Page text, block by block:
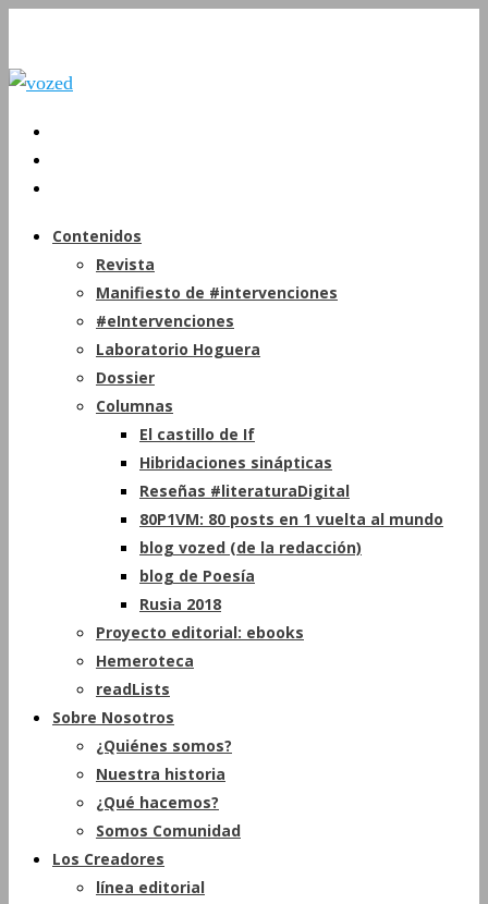
Contenidos
Revista
Manifiesto de #intervenciones
#eIntervenciones
Laboratorio Hoguera
Dossier
Columnas
El castillo de If
Hibridaciones sinápticas
Reseñas #literaturaDigital
80P1VM: 80 posts en 1 vuelta al mundo
blog vozed (de la redacción)
blog de Poesía
Rusia 2018
Proyecto editorial: ebooks
Hemeroteca
readLists
Sobre Nosotros
¿Quiénes somos?
Nuestra historia
¿Qué hacemos?
Somos Comunidad
Los Creadores
línea editorial